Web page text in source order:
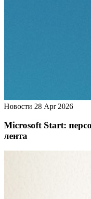
Новости 28 Apr 2026
Microsoft Start:
лента